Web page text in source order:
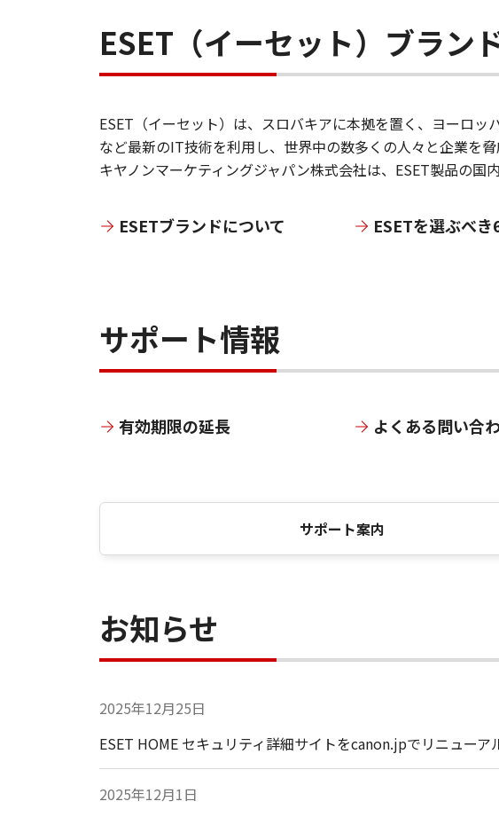
ESET（イーセット）ブラン
ESET（イーセット）は、スロバキアに本拠を置く、ヨーロ
など最新のIT技術を利用し、世界中の数多くの人々と企業を
キヤノンマーケティングジャパン株式会社は、ESET製品の国
ESETブランドについて ESETを選ぶべ
サポート情報
有効期限の延長 よくある問い合
サポート案内
お知らせ
2025年12月25日
ESET HOME セキュリティ詳細サイトをcanon.jpでリニューア
2025年12月1日